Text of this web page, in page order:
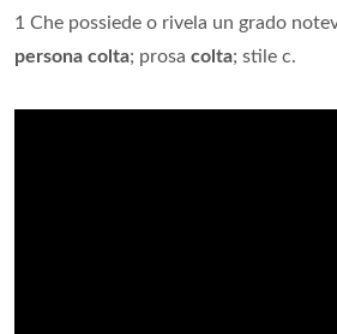
1 Che possiede o rivela un grado
persona colta; prosa colta; stile c.